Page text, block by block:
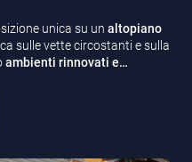
unica su un altopiano
sulle vette circostanti e sulla
ambienti rinnovati e…